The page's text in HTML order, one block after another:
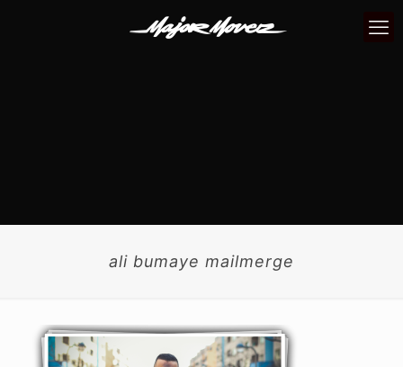
ali bumaye mailmerge